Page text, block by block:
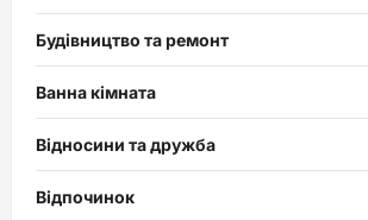
Будівництво та ремонт
Ванна кімната
Відносини та дружба
Відпочинок